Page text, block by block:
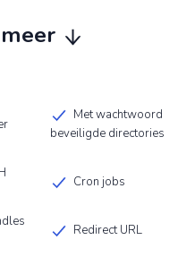
Met wachtwoord
beveiligde directories
Cron jobs
Redirect URL